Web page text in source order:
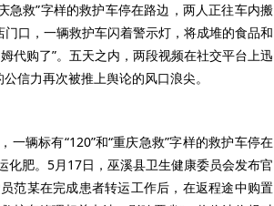
救”字样的救护车停在路边，两人正往车内搬
口，一辆救护车闪着警示灯，将成堆的食品和
代购了”。五天之内，两段视频在社交平台上迅
力再次被推上舆论的风口浪尖。
一辆标有“120”和“重庆急救”字样的救护车停在
肥。5月17日，巫溪县卫生健康委员会发布官
范某在完成患者转运工作后，在返程途中购置